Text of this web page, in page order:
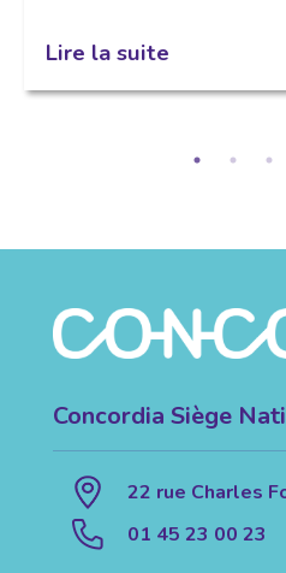
Lire la suite
Concordia Siège
22 rue Charles
01 45 23 00 23